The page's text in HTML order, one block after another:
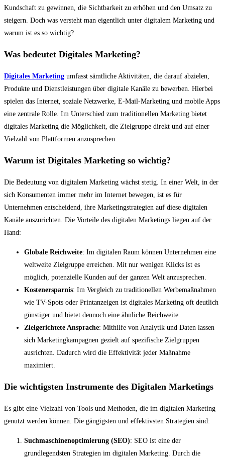
Kundschaft zu gewinnen, die Sichtbarkeit zu erhöhen und den Umsatz zu
steigern. Doch was versteht man eigentlich unter digitalem Marketing und
warum ist es so wichtig?
Was bedeutet Digitales Marketing?
Digitales Marketing umfasst sämtliche Aktivitäten, die darauf abzielen,
Produkte und Dienstleistungen über digitale Kanäle zu bewerben. Hierbei
spielen das Internet, soziale Netzwerke, E-Mail-Marketing und mobile Apps
eine zentrale Rolle. Im Unterschied zum traditionellen Marketing bietet
digitales Marketing die Möglichkeit, die Zielgruppe direkt und auf einer
Vielzahl von Plattformen anzusprechen.
Warum ist Digitales Marketing so wichtig?
Die Bedeutung von digitalem Marketing wächst stetig. In einer Welt, in der
sich Konsumenten immer mehr im Internet bewegen, ist es für
Unternehmen entscheidend, ihre Marketingstrategien auf diese digitalen
Kanäle auszurichten. Die Vorteile des digitalen Marketings liegen auf der
Hand:
Globale Reichweite: Im digitalen Raum können Unternehmen eine
weltweite Zielgruppe erreichen. Mit nur wenigen Klicks ist es
möglich, potenzielle Kunden auf der ganzen Welt anzusprechen.
Kostenersparnis: Im Vergleich zu traditionellen Werbemaßnahmen
wie TV-Spots oder Printanzeigen ist digitales Marketing oft deutlich
günstiger und bietet dennoch eine ähnliche Reichweite.
Zielgerichtete Ansprache: Mithilfe von Analytik und Daten lassen
sich Marketingkampagnen gezielt auf spezifische Zielgruppen
ausrichten. Dadurch wird die Effektivität jeder Maßnahme
maximiert.
Die wichtigsten Instrumente des Digitalen Marketings
Es gibt eine Vielzahl von Tools und Methoden, die im digitalen Marketing
genutzt werden können. Die gängigsten und effektivsten Strategien sind:
Suchmaschinenoptimierung (SEO): SEO ist eine der
grundlegendsten Strategien im digitalen Marketing. Durch die